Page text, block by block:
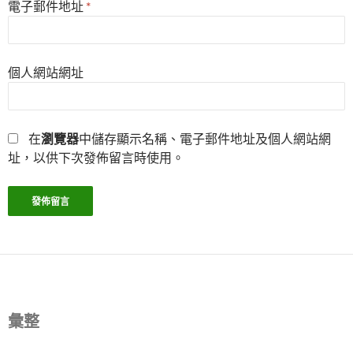
電子郵件地址 *
個人網站網址
在瀏覽器中儲存顯示名稱、電子郵件地址及個人網站網
址，以供下次發佈留言時使用。
彙整